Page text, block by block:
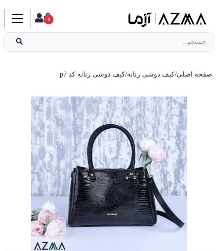
0
صفحه اصلی/کیف دوشی زنانه/کیف دوشی زنانه کد p7